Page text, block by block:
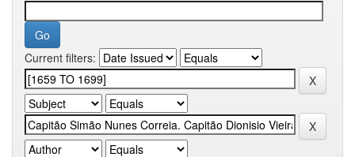
Current filters: